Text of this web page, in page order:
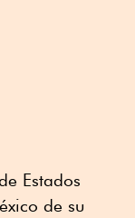
Estados
de su